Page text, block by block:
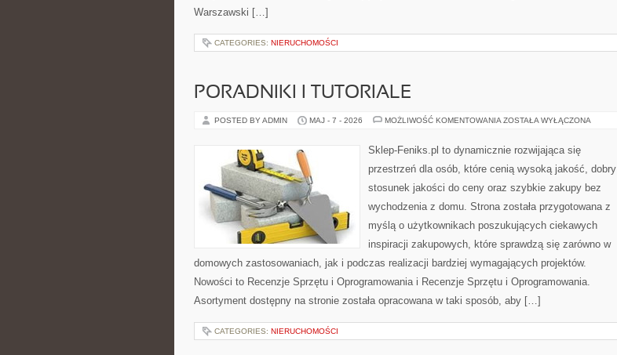
Warszawski […]
CATEGORIES: NIERUCHOMOŚCI
PORADNIKI I TUTORIALE
POSTED BY ADMIN MAJ - 7 - 2026 MOŻLIWOŚĆ KOMENTOWANIA PORADNIKI
ZOSTAŁA WYŁĄCZONA
Sklep-Feniks.pl to dynamicznie rozwijająca się
przestrzeń dla osób, które cenią wysoką jakość, dobry
stosunek jakości do ceny oraz szybkie zakupy bez
wychodzenia z domu. Strona została przygotowana z
myślą o użytkownikach poszukujących ciekawych
inspiracji zakupowych, które sprawdzą się zarówno w
domowych zastosowaniach, jak i podczas realizacji bardziej wymagających projektów.
Nowości to Recenzje Sprzętu i Oprogramowania i Recenzje Sprzętu i Oprogramowania.
Asortyment dostępny na stronie została opracowana w taki sposób, aby […]
CATEGORIES: NIERUCHOMOŚCI